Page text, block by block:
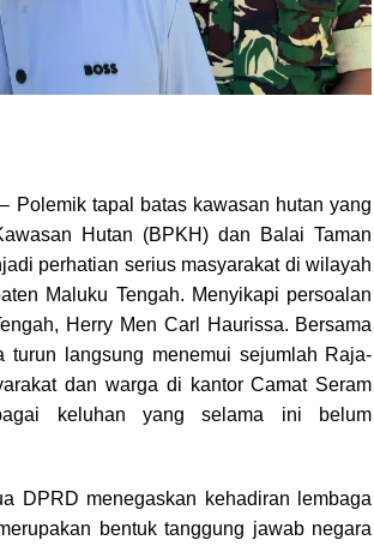
– Polemik tapal batas kawasan hutan yang
Hutan (BPKH) dan Balai Taman
perhatian serius masyarakat di wilayah
Maluku Tengah. Menyikapi persoalan
Herry Men Carl Haurissa. Bersama
turun langsung menemui sejumlah Raja-
dan warga di kantor Camat Seram
keluhan yang selama ini belum
DPRD menegaskan kehadiran lembaga
bentuk tanggung jawab negara